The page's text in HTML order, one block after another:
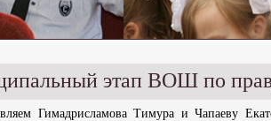
этап ВОШ по
Гимадрисламова Тимура и Чапаеву